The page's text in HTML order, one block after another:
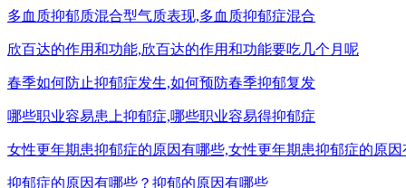
多血质抑郁质混合型气质表现,多血质抑郁症混合
欣百达的作用和功能,欣百达的作用和功能要吃几个月呢
春季如何防止抑郁症发生,如何预防春季抑郁复发
哪些职业容易患上抑郁症,哪些职业容易得抑郁症
女性更年期患抑郁症的原因有哪些,女性更年期患抑郁症的原
抑郁症的原因有哪些？抑郁的原因有哪些